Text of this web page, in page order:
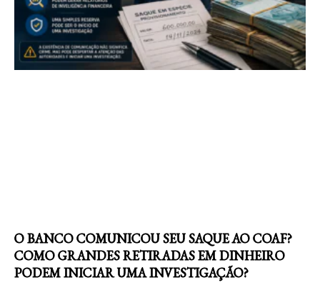
O BANCO COMUNICOU SEU SAQUE AO COAF?
COMO GRANDES RETIRADAS EM DINHEIRO
PODEM INICIAR UMA INVESTIGAÇÃO?